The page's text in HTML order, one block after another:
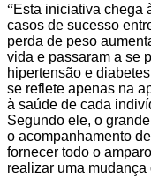
“Esta iniciativa chega
casos de sucesso
perda de peso
vida e passaram a se
hipertensão e
se reflete apenas na
à saúde de cada
Segundo ele, o
o acompanhamento
fornecer todo o
realizar uma mudança